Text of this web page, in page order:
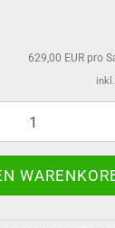
629,00 EUR pro